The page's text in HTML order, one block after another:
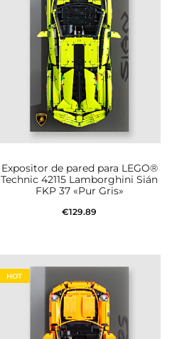
Expositor de pared para LEGO®
Technic 42115 Lamborghini Sián
FKP 37 «Pur Gris»
€129.89
HOT